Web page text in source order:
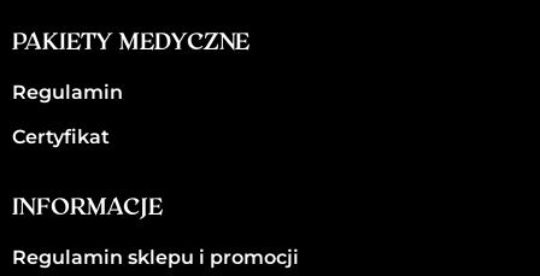
PAKIETY MEDYCZNE
Regulamin
Certyfikat
INFORMACJE
Regulamin sklepu i promocji